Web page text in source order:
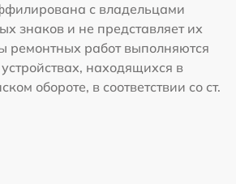
с владельцами
знаков и не представляет их
ремонтных работ выполняются
находящихся в
обороте, в соответствии со ст.